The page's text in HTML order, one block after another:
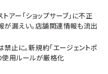
アー「ショップサーブ」に不正
が漏えい。店舗関連情報も流出
止に。新規約「エージェントポ
使用ルールが厳格化